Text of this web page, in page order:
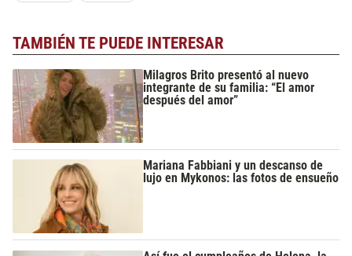
TAMBIÉN TE PUEDE INTERESAR
Milagros Brito presentó al nuevo
integrante de su familia: “El amor
después del amor”
Mariana Fabbiani y un descanso de
lujo en Mykonos: las fotos de ensueño